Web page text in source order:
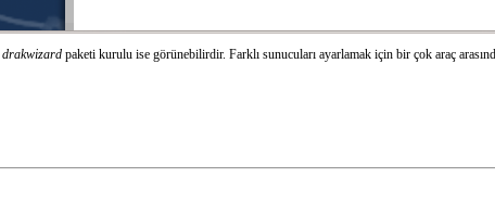
drakwizard paketi kurulu ise görünebilirdir. Farklı sunucuları ayarlamak için bir çok araç